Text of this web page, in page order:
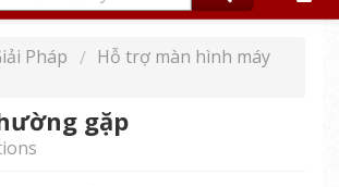
Pháp
Hỗ trợ màn hình máy
gặp